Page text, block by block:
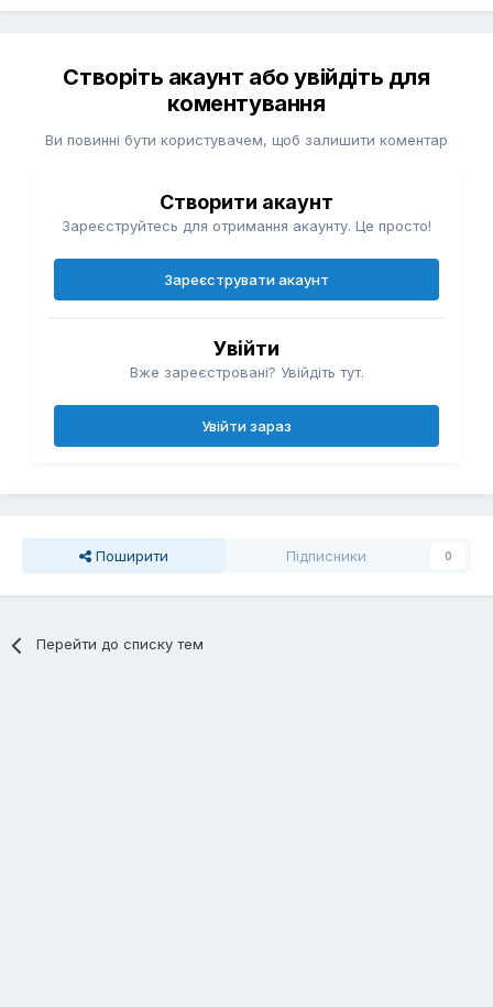
Створіть акаунт або увійдіть для
коментування
Ви повинні бути користувачем, щоб залишити коментар
Створити акаунт
Зареєструйтесь для отримання акаунту. Це просто!
Зареєструвати акаунт
Увійти
Вже зареєстровані? Увійдіть тут.
Увійти зараз
Поширити Підписники 0
Перейти до списку тем